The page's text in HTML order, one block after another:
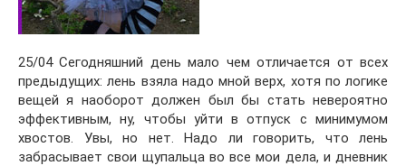
25/04 Сегодняшний день мало чем отличается от всех
предыдущих: лень взяла надо мной верх, хотя по логике
вещей я наоборот должен был бы стать невероятно
эффективным, ну, чтобы уйти в отпуск с минимумом
хвостов. Увы, но нет. Надо ли говорить, что лень
забрасывает свои щупальца во все мои дела, и дневник